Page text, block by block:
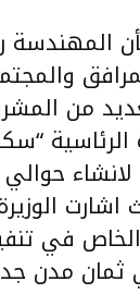
المهندسة
من
حوالي ١٣٠ الف
الخاص في